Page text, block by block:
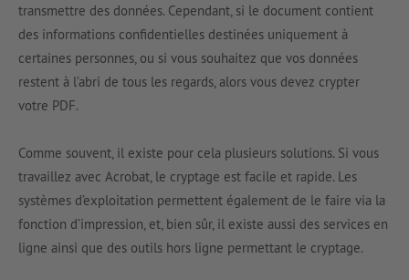
transmettre des données. Cependant, si le document contient
des informations confidentielles destinées uniquement à
certaines personnes, ou si vous souhaitez que vos données
restent à l’abri de tous les regards, alors vous devez crypter
votre PDF.
Comme souvent, il existe pour cela plusieurs solutions. Si vous
travaillez avec Acrobat, le cryptage est facile et rapide. Les
systèmes d’exploitation permettent également de le faire via la
fonction d’impression, et, bien sûr, il existe aussi des services en
ligne ainsi que des outils hors ligne permettant le cryptage.